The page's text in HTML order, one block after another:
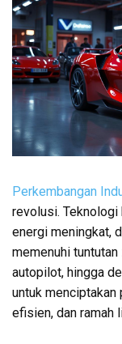
Perkembangan
revolusi.
energi meningkat,
memenuhi
autopilot, hingga
untuk menciptakan
efisien, dan ramah